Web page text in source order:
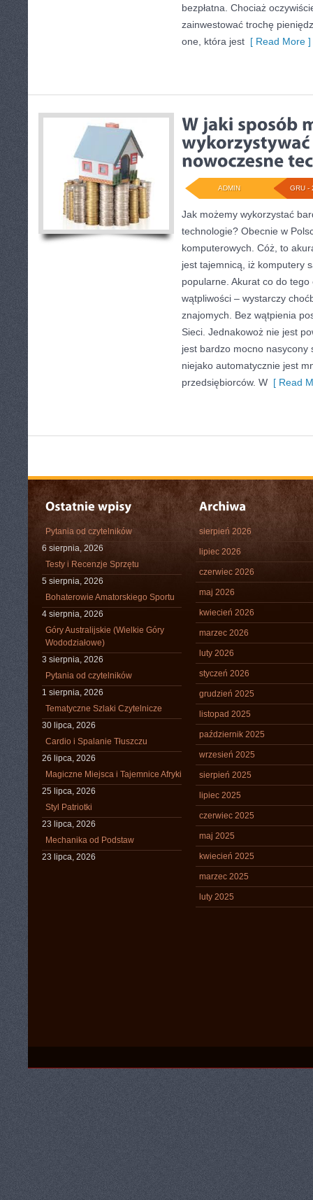
bezpłatna. Chociaż
zainwestować trochę
one, która jest [ Read More ]
GRU -
ADMIN
Jak możemy wykorzystać
technologie? Obecnie w
komputerowych. Cóż, to
jest tajemnicą, iż komputery
popularne. Akurat co do
wątpliwości – wystarczy
znajomych. Bez wątpienia
Sieci. Jednakowoż nie jest
jest bardzo mocno
niejako automatycznie jest
przedsiębiorców. W [ Read
Pytania od czytelników
6 sierpnia, 2026
Testy i Recenzje Sprzętu
5 sierpnia, 2026
Bohaterowie Amatorskiego Sportu
4 sierpnia, 2026
Góry Australijskie (Wielkie Góry
Wododziałowe)
3 sierpnia, 2026
Pytania od czytelników
1 sierpnia, 2026
Tematyczne Szlaki Czytelnicze
30 lipca, 2026
Cardio i Spalanie Tłuszczu
26 lipca, 2026
Magiczne Miejsca i Tajemnice Afryki
25 lipca, 2026
Styl Patriotki
23 lipca, 2026
Mechanika od Podstaw
23 lipca, 2026
sierpień 2026
lipiec 2026
czerwiec 2026
maj 2026
kwiecień 2026
marzec 2026
luty 2026
styczeń 2026
grudzień 2025
listopad 2025
październik 2025
wrzesień 2025
sierpień 2025
lipiec 2025
czerwiec 2025
maj 2025
kwiecień 2025
marzec 2025
luty 2025